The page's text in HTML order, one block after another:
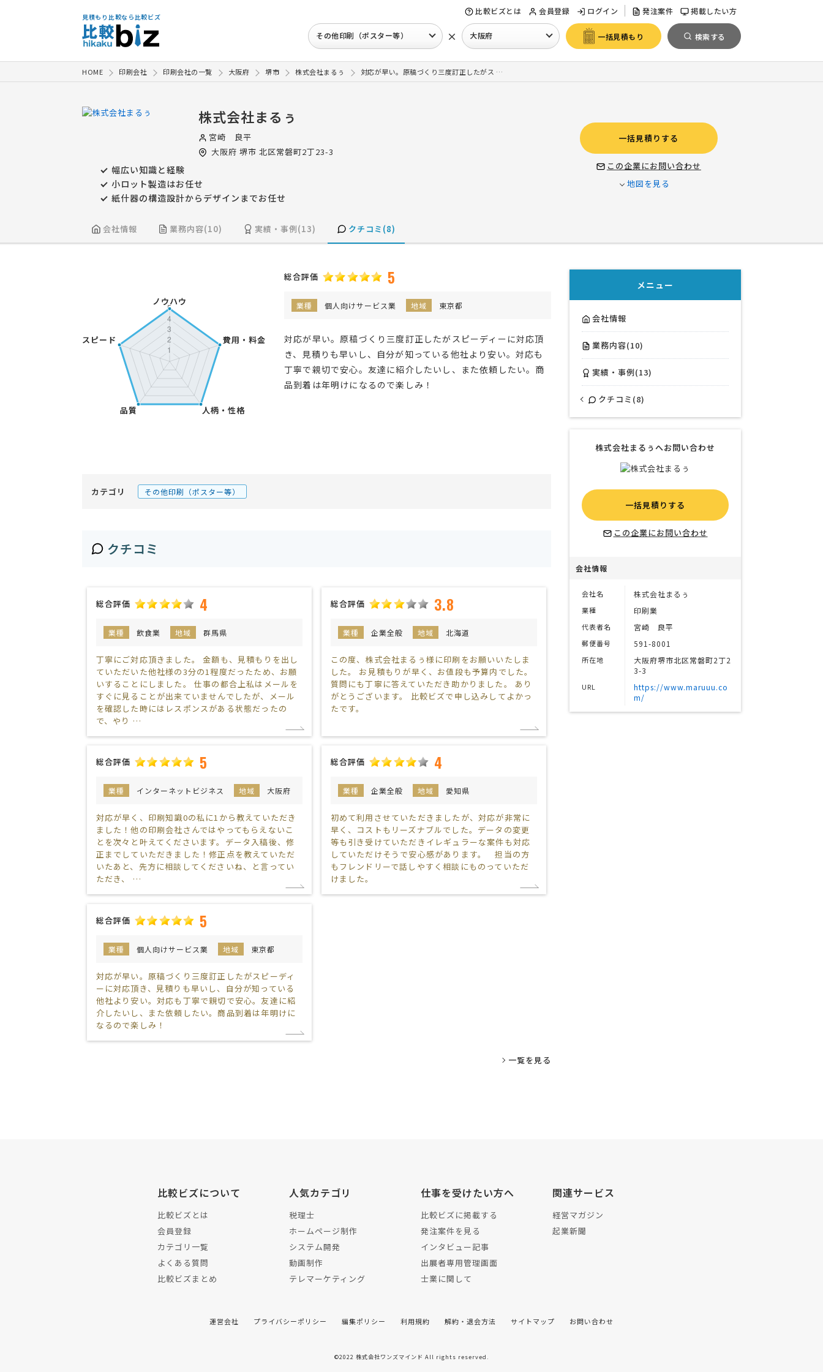
見積もり比較なら比較ビズ
比較ビズとは 会員登録 ログイン 発注案件 掲載したい方
その他印刷（ポスター等） × 大阪府 一括見積もり 検索する
HOME 印刷会社 印刷会社の一覧 大阪府 堺市 株式会社まるぅ 対応が早い。原稿づくり三度訂正したがス …
株式会社まるぅ
宮崎 良平
大阪府 堺市 北区常磐町2丁23-3
幅広い知識と経験
小ロット製造はお任せ
紙什器の構造設計からデザインまでお任せ
一括見積りする
この企業にお問い合わせ
地図を見る
会社情報 業務内容(10) 実績・事例(13) クチコミ(8)
総合評価 5
業種 個人向けサービス業 地域 東京都
対応が早い。原稿づくり三度訂正したがスピーディーに対応頂
き、見積りも早いし、自分が知っている他社より安い。対応も
丁寧で親切で安心。友達に紹介したいし、また依頼したい。商
品到着は年明けになるので楽しみ！
カテゴリ その他印刷（ポスター等）
クチコミ
総合評価 4
業種 飲食業 地域 群馬県
丁寧にご対応頂きました。 金額も、見積もりを出し
ていただいた他社様の3分の1程度だったため、お願
いすることにしました。 仕事の都合上私はメールを
すぐに見ることが出来ていませんでしたが、メール
を確認した時にはレスポンスがある状態だったの
で、やり …
総合評価 3.8
業種 企業全般 地域 北海道
この度、株式会社まるぅ様に印刷をお願いいたしま
した。 お見積もりが早く、お値段も予算内でした。
質問にも丁寧に答えていただき助かりました。 あり
がとうございます。 比較ビズで申し込みしてよかっ
たです。
総合評価 5
業種 インターネットビジネス 地域 大阪府
対応が早く、印刷知識0の私に1から教えていただき
ました！他の印刷会社さんではやってもらえないこ
とを次々と叶えてくださいます。データ入稿後、修
正までしていただきました！修正点を教えていただ
いたあと、先方に相談してくださいね、と言ってい
ただき、 …
総合評価 4
業種 企業全般 地域 愛知県
初めて利用させていただきましたが、対応が非常に
早く、コストもリーズナブルでした。データの変更
等も引き受けていただきイレギュラーな案件も対応
していただけそうで安心感があります。 担当の方
もフレンドリーで話しやすく相談にものっていただ
けました。
総合評価 5
業種 個人向けサービス業 地域 東京都
対応が早い。原稿づくり三度訂正したがスピーディ
ーに対応頂き、見積りも早いし、自分が知っている
他社より安い。対応も丁寧で親切で安心。友達に紹
介したいし、また依頼したい。商品到着は年明けに
なるので楽しみ！
一覧を見る
メニュー
会社情報
業務内容(10)
実績・事例(13)
クチコミ(8)
株式会社まるぅへお問い合わせ
一括見積りする
この企業にお問い合わせ
会社情報
会社名 株式会社まるぅ
業種 印刷業
代表者名 宮崎 良平
郵便番号 591-8001
所在地
大阪府堺市北区常磐町2丁2
3-3
URL
https://www.maruuu.co
m/
比較ビズについて
比較ビズとは
会員登録
カテゴリ一覧
よくある質問
比較ビズまとめ
人気カテゴリ
税理士
ホームページ制作
システム開発
動画制作
テレマーケティング
仕事を受けたい方へ
比較ビズに掲載する
発注案件を見る
インタビュー記事
出展者専用管理画面
士業に関して
関連サービス
経営マガジン
起業新聞
運営会社 プライバシーポリシー 編集ポリシー 利用規約 解約・退会方法 サイトマップ お問い合わせ
©2022 株式会社ワンズマインド All rights reserved.